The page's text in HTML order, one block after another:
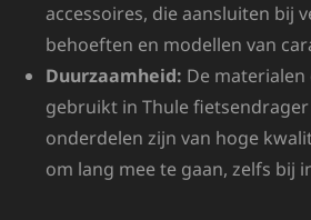
accessoires, die aansluiten bij
behoeften en modellen van
Duurzaamheid: De
gebruikt in Thule fietsendrager
onderdelen zijn van hoge
om lang mee te gaan, zelfs bij